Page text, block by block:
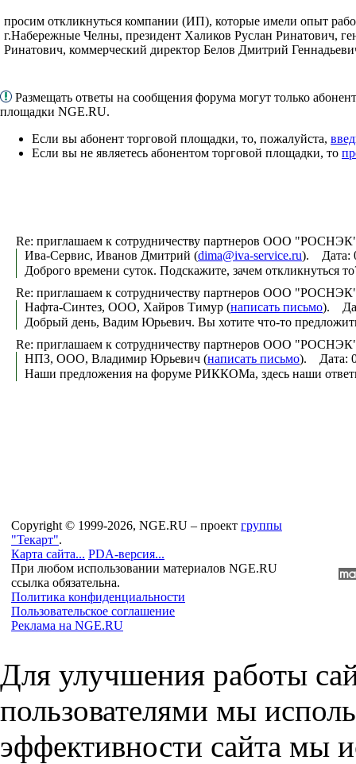
просим откликнуться компании (ИП), которые имели опыт
г.Набережные Челны, президент Халиков Руслан Ринатович,
Ринатович, коммерческий директор Белов Дмитрий
Размещать ответы на сообщения форума могут только
площадки NGE.RU.
Если вы абонент торговой площадки, то, пожалуйста,
Если вы не являетесь абонентом торговой площадки, то
Re: приглашаем к сотрудничеству партнеров ООО
Ива-Сервис, Иванов Дмитрий (dima@iva-service.ru). Дата:
Доброго времени суток. Подскажите, зачем откликнуться
Re: приглашаем к сотрудничеству партнеров ООО
Нафта-Синтез, ООО, Хайров Тимур (написать письмо).
Добрый день, Вадим Юрьевич. Вы хотите что-то
Re: приглашаем к сотрудничеству партнеров ООО
НПЗ, ООО, Владимир Юрьевич (написать письмо). Дата:
Наши предложения на форуме РИККОМа, здесь наши
Copyright © 1999-2026, NGE.RU – проект группы
"Текарт".
Карта сайта... PDA-версия...
При любом использовании материалов NGE.RU
ссылка обязательна.
Политика конфиденциальности
Пользовательское соглашение
Реклама на NGE.RU
Для улучшения работы
пользователями мы
эффективности сайта мы